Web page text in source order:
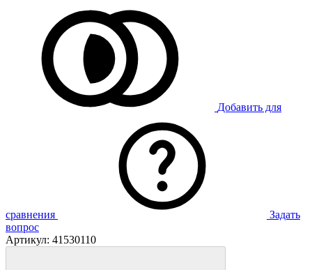
Добавить для
сравнения
Задать
вопрос
Артикул: 41530110